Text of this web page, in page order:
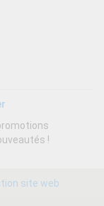
!
site web